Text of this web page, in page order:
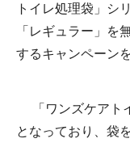
トイレ処理袋」シ
「レギュラー」を
するキャンペーン
「ワンズケアト
となっており、袋